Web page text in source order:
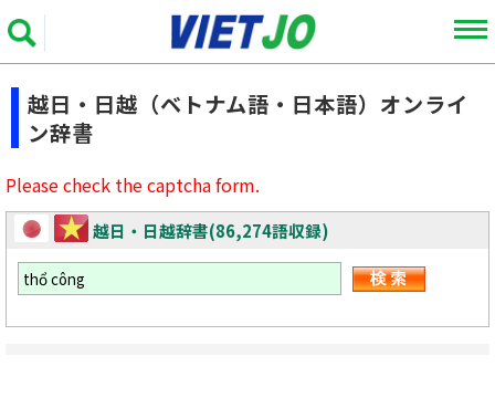
越日・日越（ベトナム語・日本語）オンライ
ン辞書
Please check the captcha form.
越日・日越辞書(86,274語収録)